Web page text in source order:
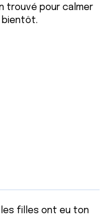
trouvé pour calmer
bientôt.
les filles ont eu ton